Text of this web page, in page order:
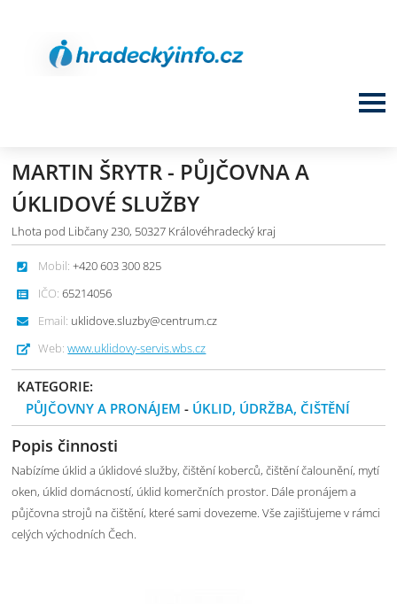
MARTIN ŠRYTR - PŮJČOVNA A
ÚKLIDOVÉ SLUŽBY
Lhota pod Libčany 230, 50327 Královéhradecký kraj
Mobil: +420 603 300 825
IČO: 65214056
Email: uklidove.sluzby@centrum.cz
Web: www.uklidovy-servis.wbs.cz
KATEGORIE:
PŮJČOVNY A PRONÁJEM - ÚKLID, ÚDRŽBA, ČIŠTĚNÍ
Popis činnosti
Nabízíme úklid a úklidové služby, čištění koberců, čištění čalounění, mytí
oken, úklid domácností, úklid komerčních prostor. Dále pronájem a
půjčovna strojů na čištění, které sami dovezeme. Vše zajišťujeme v rámci
celých východních Čech.